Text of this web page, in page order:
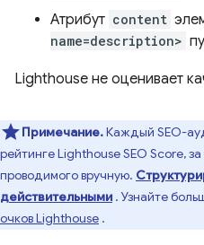
Атрибут content
name=description>
Lighthouse не оценивает
Примечание.Каждый SEO-
рейтинге Lighthouse SEO Score,
проводимого вручную.
действительными . Узнайте
очков Lighthouse .